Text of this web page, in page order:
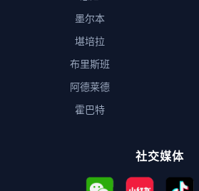
墨尔本
堪培拉
布里斯班
阿德莱德
霍巴特
社交媒体